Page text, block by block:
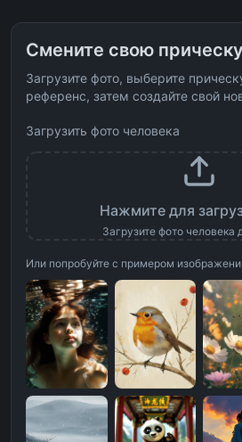
Смените свою прическу
Загрузите фото, выберите
референс, затем создайте свой
Загрузить фото человека
Нажмите для
Загрузите фото человека
Или попробуйте с примером